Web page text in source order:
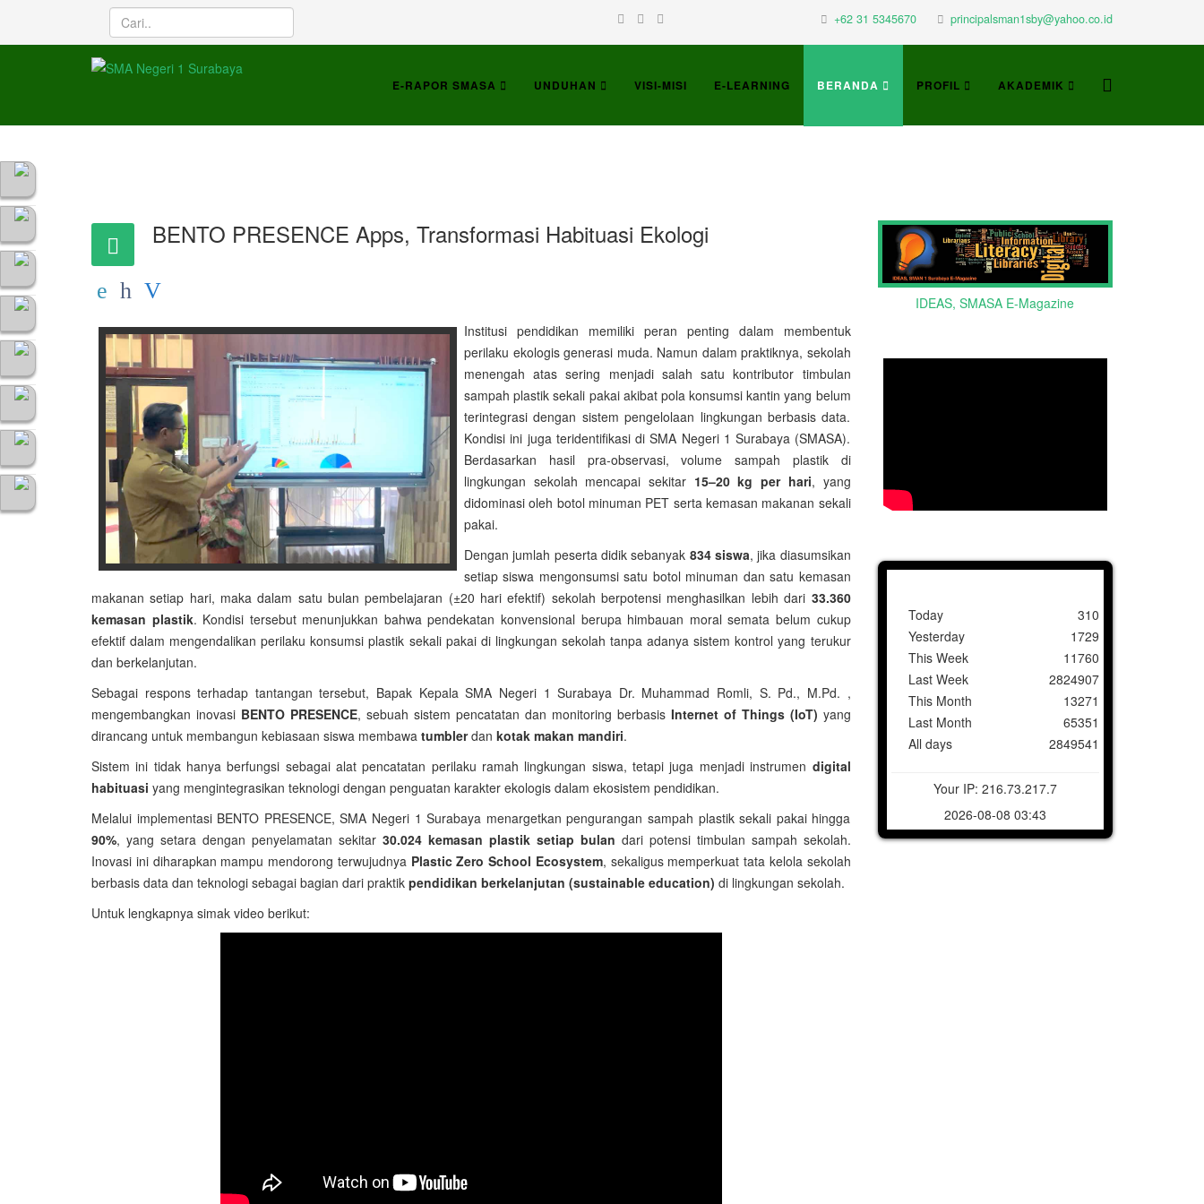
+62 31 5345670 principalsman1sby@yahoo.co.id
E-RAPOR SMASA UNDUHAN VISI-MISI E-LEARNING BERANDA PROFIL AKADEMIK
BENTO PRESENCE Apps, Transformasi Habituasi Ekologi
Institusi pendidikan memiliki peran penting dalam membentuk
perilaku ekologis generasi muda. Namun dalam praktiknya, sekolah
menengah atas sering menjadi salah satu kontributor timbulan
sampah plastik sekali pakai akibat pola konsumsi kantin yang belum
terintegrasi dengan sistem pengelolaan lingkungan berbasis data.
Kondisi ini juga teridentifikasi di SMA Negeri 1 Surabaya (SMASA).
Berdasarkan hasil pra-observasi, volume sampah plastik di
lingkungan sekolah mencapai sekitar 15–20 kg per hari, yang
didominasi oleh botol minuman PET serta kemasan makanan sekali
pakai.
Dengan jumlah peserta didik sebanyak 834 siswa, jika diasumsikan
setiap siswa mengonsumsi satu botol minuman dan satu kemasan
makanan setiap hari, maka dalam satu bulan pembelajaran (±20 hari efektif) sekolah berpotensi menghasilkan lebih dari 33.360
kemasan plastik. Kondisi tersebut menunjukkan bahwa pendekatan konvensional berupa himbauan moral semata belum cukup
efektif dalam mengendalikan perilaku konsumsi plastik sekali pakai di lingkungan sekolah tanpa adanya sistem kontrol yang terukur
dan berkelanjutan.
Sebagai respons terhadap tantangan tersebut, Bapak Kepala SMA Negeri 1 Surabaya Dr. Muhammad Romli, S. Pd., M.Pd. ,
mengembangkan inovasi BENTO PRESENCE, sebuah sistem pencatatan dan monitoring berbasis Internet of Things (IoT) yang
dirancang untuk membangun kebiasaan siswa membawa tumblerdan kotak makan mandiri.
Sistem ini tidak hanya berfungsi sebagai alat pencatatan perilaku ramah lingkungan siswa, tetapi juga menjadi instrumen digital
habituasi yang mengintegrasikan teknologi dengan penguatan karakter ekologis dalam ekosistem pendidikan.
Melalui implementasi BENTO PRESENCE, SMA Negeri 1 Surabaya menargetkan pengurangan sampah plastik sekali pakai hingga
90%, yang setara dengan penyelamatan sekitar 30.024 kemasan plastik setiap bulan dari potensi timbulan sampah sekolah.
Inovasi ini diharapkan mampu mendorong terwujudnya Plastic Zero School Ecosystem, sekaligus memperkuat tata kelola sekolah
berbasis data dan teknologi sebagai bagian dari praktik pendidikan berkelanjutan (sustainable education) di lingkungan sekolah.
Untuk lengkapnya simak video berikut:
IDEAS, SMASA E-Magazine
Today
Yesterday
This Week
Last Week
This Month
Last Month
All days
310
1729
11760
2824907
13271
65351
2849541
Your IP: 216.73.217.7
2026-08-08 03:43